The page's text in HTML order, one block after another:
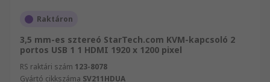
Raktáron
3,5 mm-es sztereó StarTech.com KVM-kapcsoló 2
portos USB 1 1 HDMI 1920 x 1200 pixel
RS raktári szám 123-8078
Gyártó cikkszáma SV211HDUA